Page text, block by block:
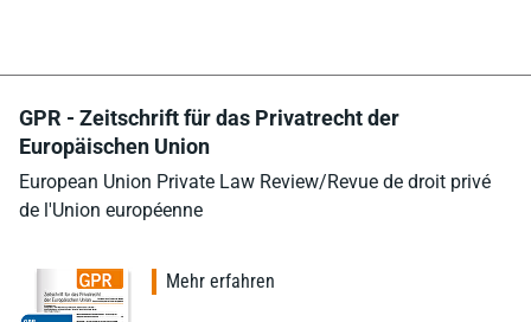
GPR - Zeitschrift für das Privatrecht der
Europäischen Union
European Union Private Law Review/Revue de droit privé
de l'Union européenne
Mehr erfahren